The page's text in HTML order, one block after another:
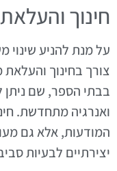
חינוך
צורך בחינוך
בבתי הספר, שם ניתן
ואנרגיה מתחדשת.
המודעות, אלא גם
יצירתיים לבעיות